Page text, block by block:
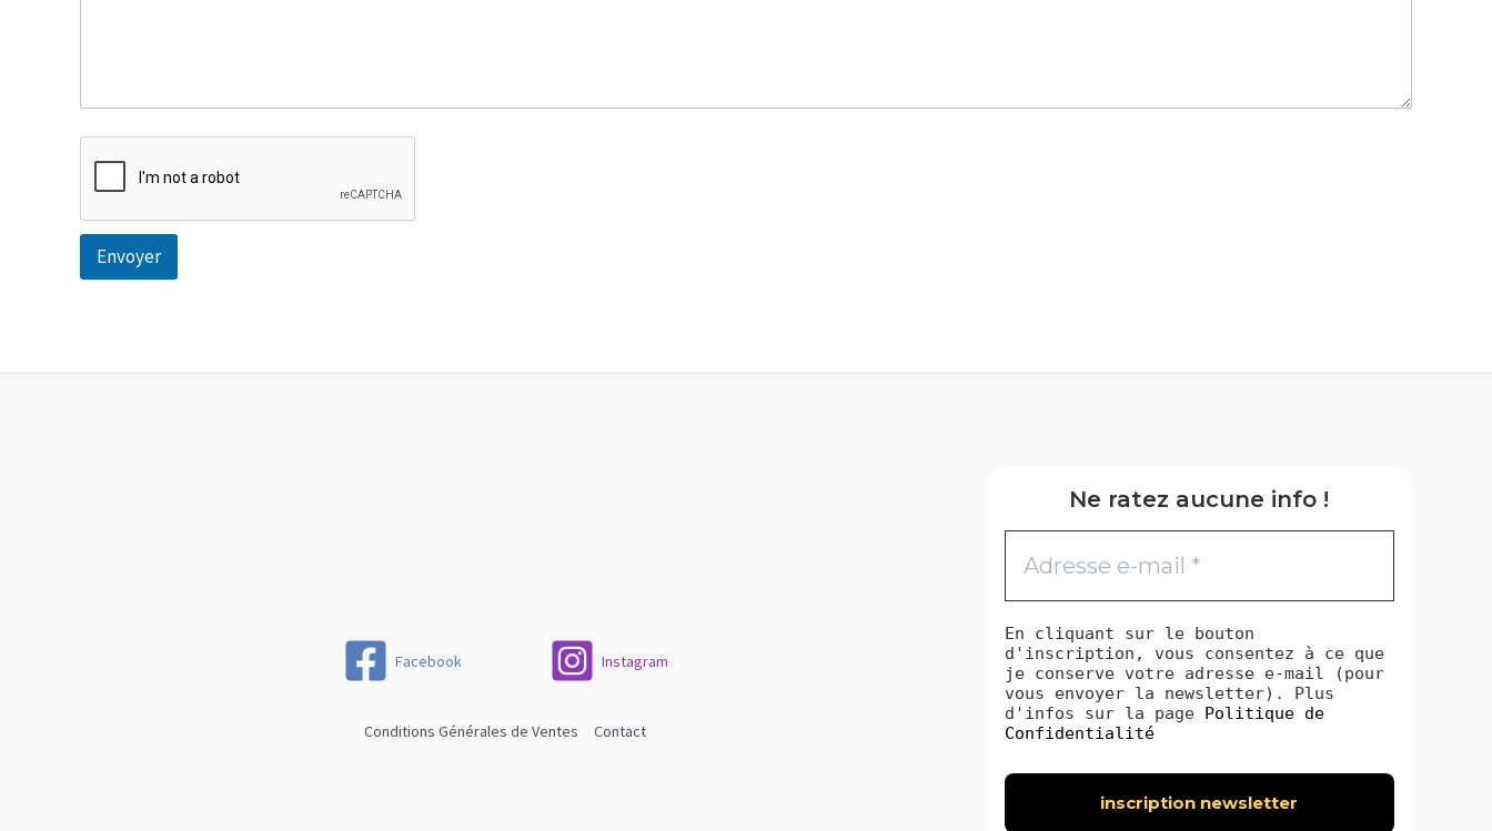
e
Envoyer
Facebook Instagram
Conditions Générales de Ventes Contact
Ne ratez aucune info !
En cliquant sur le bouton
d'inscription, vous consentez à ce que
je conserve votre adresse e-mail (pour
vous envoyer la newsletter). Plus
d'infos sur la page
Politique de
Confidentialité